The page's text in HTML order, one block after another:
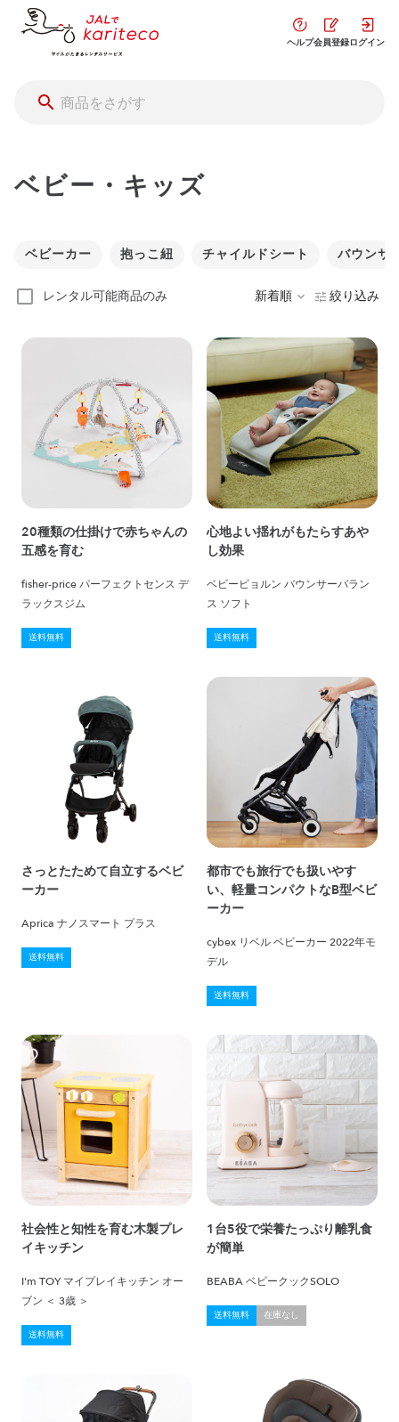
ヘルプ会員登録ログイン
ベビー・キッズ
ベビーカー 抱っこ紐 チャイルドシート バウンサ
レンタル可能商品のみ 新着順 絞り込み
20種類の仕掛けで赤ちゃんの
五感を育む
fisher-price パーフェクトセンス デ
ラックスジム
送料無料
心地よい揺れがもたらすあや
し効果
ベビービョルン バウンサーバラン
ス ソフト
送料無料
さっとたためて自立するベビ
ーカー
Aprica ナノスマート プラス
送料無料
都市でも旅行でも扱いやす
い、軽量コンパクトなB型ベビ
ーカー
cybex リベル ベビーカー 2022年モ
デル
送料無料
社会性と知性を育む木製プレ
イキッチン
I'm TOY マイプレイキッチン オー
ブン ＜ 3歳 ＞
送料無料
1台5役で栄養たっぷり離乳食
が簡単
BEABA ベビークックSOLO
送料無料 在庫なし